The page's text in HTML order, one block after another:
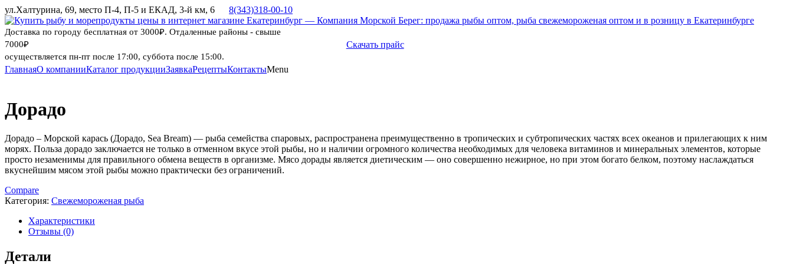
ул.Халтурина, 69, место П-4, П-5 и ЕКАД, 3-й км, 6 8(343)318-00-10
Доставка по городу бесплатная от 3000₽. Отдаленные районы - свыше
7000₽
осуществляется пн-пт после 17:00, суббота после 15:00.
Скачать прайс
Skip
ГлавнаяО компанииКаталог продукцииЗаявкаРецептыКонтактыMenu
Дорадо
Дорадо – Морской карась (Дорадо, Sea Bream) — рыба семейства спаровых, распространена преимущественно в тропических и субтропических частях всех океанов и прилегающих к ним
морях. Польза дорадо заключается не только в отменном вкусе этой рыбы, но и наличии огромного количества необходимых для человека витаминов и минеральных элементов, которые
просто незаменимы для правильного обмена веществ в организме. Мясо дорады является диетическим — оно совершенно нежирное, но при этом богато белком, поэтому наслаждаться
вкуснейшим мясом этой рыбы можно практически без ограничений.
Compare
Категория: Свежемороженая рыба
Характеристики
Отзывы (0)
Детали